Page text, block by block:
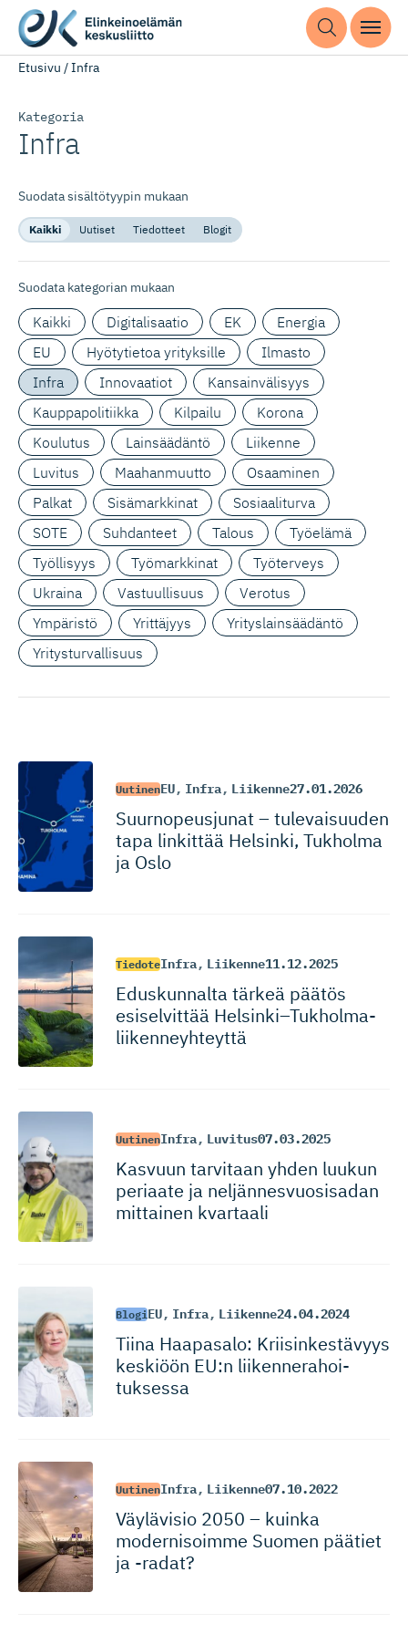
Etusivu /Infra
Kategoria
Infra
Suodata sisältötyypin mukaan
Kaikki Uutiset Tiedotteet Blogit
Suodata kategorian mukaan
Kaikki Digitalisaatio EK
Energia
EU
Hyötytietoa yrityksille
Ilmasto
Infra
Innovaatiot
Kansainvälisyys
Kauppapolitiikka
Kilpailu
Korona
Koulutus
Lainsäädäntö
Liikenne
Luvitus
Maahanmuutto
Osaaminen
Palkat
Sisämarkkinat
Sosiaaliturva
SOTE
Suhdanteet Talous
Työelämä
Työllisyys
Työmarkkinat
Työterveys
Ukraina
Vastuullisuus
Verotus
Ympäristö
Yrittäjyys
Yrityslainsäädäntö
Yritysturvallisuus
UutinenEU, Infra, Liikenne27.01.2026
Suurnopeusjunat – tulevaisuuden
tapa linkittää Helsinki, Tukholma
ja Oslo
TiedoteInfra, Liikenne11.12.2025
Eduskunnalta tärkeä päätös
esiselvittää Helsinki–Tuk­hol­ma-
lii­ken­neyhteyttä
UutinenInfra, Luvitus07.03.2025
Kasvuun tarvitaan yhden luukun
periaate ja neljännes­vuo­sisadan
mittainen kvartaali
BlogiEU, Infra, Liikenne24.04.2024
Tiina Haapasalo: Kriisinkes­tävyys
keskiöön EU:n liikennera­hoi­
tuksessa
UutinenInfra, Liikenne07.10.2022
Väylävisio 2050 – kuinka
modernisoimme Suomen päätiet
ja -radat?